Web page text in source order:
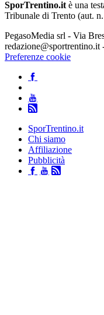
SporTrentino.it è una
Tribunale di Trento (aut.
PegasoMedia srl - Via
redazione@sportrentino.it
Preferenze cookie
SporTrentino.it
Chi siamo
Affiliazione
Pubblicità